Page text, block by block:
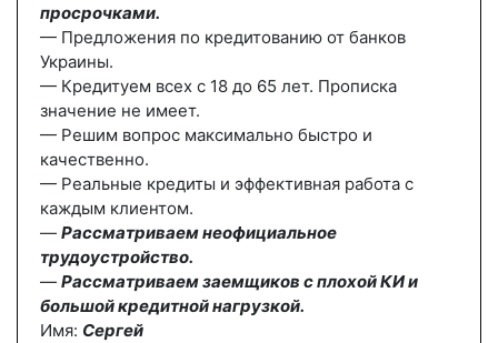
просрочками.
— Предложения по кредитованию от банков
Украины.
— Кредитуем всех с 18 до 65 лет. Прописка
значение не имеет.
— Решим вопрос максимально быстро и
качественно.
— Реальные кредиты и эффективная работа с
каждым клиентом.
— Рассматриваем неофициальное
трудоустройство.
— Рассматриваем заемщиков с плохой КИ и
большой кредитной нагрузкой.
Имя: Сергей